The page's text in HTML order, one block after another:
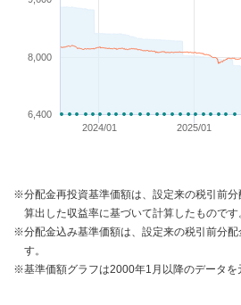
2024/01 2025/01
6,400
8,000
※分配金再投資基準価額は、設定来の税引前
算出した収益率に基づいて計算したものです
※分配金込み基準価額は、設定来の税引前分
す。
※基準価額グラフは2000年1月以降のデータを